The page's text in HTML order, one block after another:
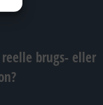
brugs- eller